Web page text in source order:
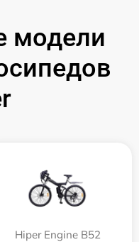
модели
Hiper Engine B52